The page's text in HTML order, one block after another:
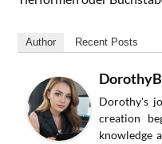
Author Recent Posts
Dorothy's
creation
knowledge